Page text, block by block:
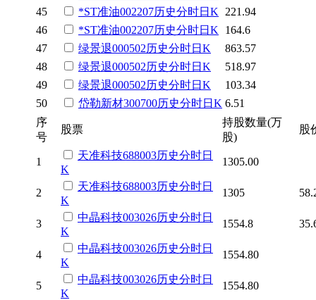
45
*ST准油002207历史分时日K
221.94
46
*ST准油002207历史分时日K
164.6
47
绿景退000502历史分时日K
863.57
48
绿景退000502历史分时日K
518.97
49
绿景退000502历史分时日K
103.34
50
岱勒新材300700历史分时日K 6.51
序
号
股票
持股数量(万
股)
股
1
天准科技688003历史分时日
K
1305.00
2
天准科技688003历史分时日
K
1305
3
中晶科技003026历史分时日
K
1554.8
4
中晶科技003026历史分时日
K
1554.80
5
中晶科技003026历史分时日
K
1554.80